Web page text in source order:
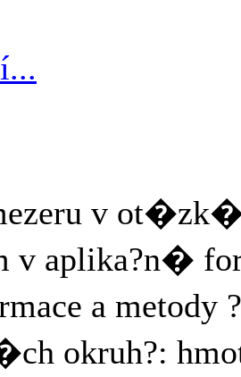
v
aplika?n�
a
okruh?: